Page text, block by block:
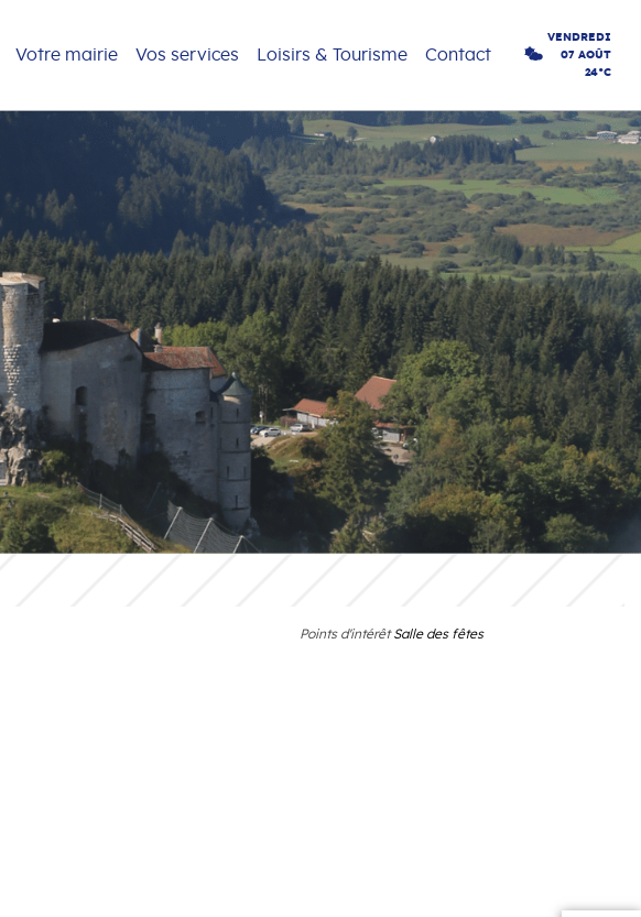
Votre mairie Vos services Loisirs & Tourisme Contact
VENDREDI
07 AOÛT
24°C
Points d'intérêt Salle des fêtes